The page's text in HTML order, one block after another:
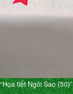
tiết Ngôi Sao (50)”